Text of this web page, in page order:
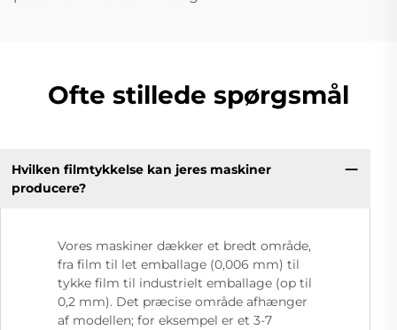
Ofte stillede spørgsmål
Hvilken filmtykkelse kan jeres maskiner
producere?
Vores maskiner dækker et bredt område,
fra film til let emballage (0,006 mm) til
tykke film til industrielt emballage (op til
0,2 mm). Det præcise område afhænger
af modellen; for eksempel er et 3-7